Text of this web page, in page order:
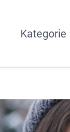
Kategorie